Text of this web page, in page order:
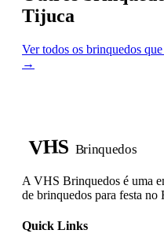
Tijuca
Ver todos os brinquedos
→
VHS Brinquedos
A VHS Brinquedos é uma
de brinquedos para festa no
Quick Links